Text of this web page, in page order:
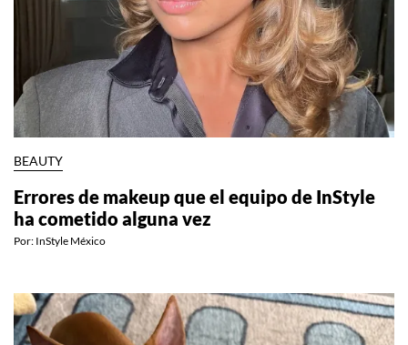
BEAUTY
Errores de makeup que el equipo de InStyle
ha cometido alguna vez
Por: InStyle México